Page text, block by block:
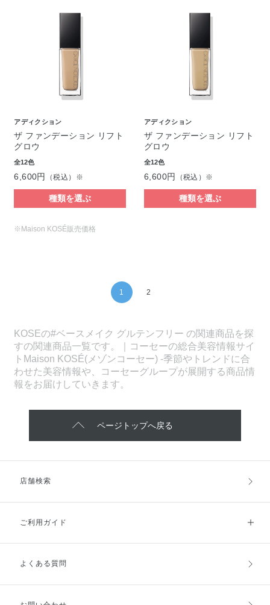
アディクション
ザ ファンデーション リフト
グロウ
全12色
6,600円 （税込）※
種類を選ぶ
アディクション
ザ ファンデーション リフト
グロウ
全12色
6,600円 （税込）※
種類を選ぶ
※Maison KOSÉ販売価格
1 2
KOSEの#ベースメイク グルテンフリー の関連商品を探
すの関連商品一覧です。｜コーセーの総合美容情報サイ
トMaison KOSÉ(メゾンコーセー) -季節やトレンドに合
わせた美容情報や、コーセーグループが展開する商品情
報をお届けしていきます。
ページトップへ戻る
店舗検索
ご利用ガイド
ご利用ガイドトップ
よくある質問